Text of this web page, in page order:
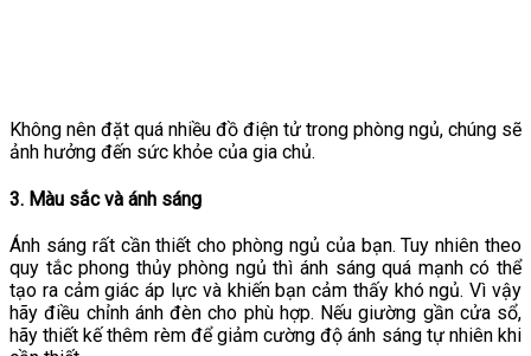
Không nên đặt quá nhiều đồ điện tử trong phòng ngủ, chúng sẽ
ảnh hưởng đến sức khỏe của gia chủ.
3. Màu sắc và ánh sáng
Ánh sáng rất cần thiết cho phòng ngủ của bạn. Tuy nhiên theo
quy tắc phong thủy phòng ngủ thì ánh sáng quá mạnh có thể
tạo ra cảm giác áp lực và khiến bạn cảm thấy khó ngủ. Vì vậy
hãy điều chỉnh ánh đèn cho phù hợp. Nếu giường gần cửa sổ,
hãy thiết kế thêm rèm để giảm cường độ ánh sáng tự nhiên khi